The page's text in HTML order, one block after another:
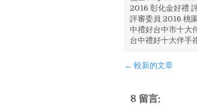
2016 彰化金好禮
評審委員 2016 桃
中禮好台中市十大
台中禮好十大伴手
← 較新的文章
8 留言: